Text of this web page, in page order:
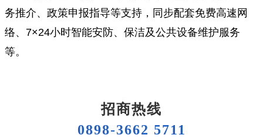
务推介、政策申报指导等支持，同步配套免费高速网
络、7×24小时智能安防、保洁及公共设备维护服务
等。
招商热线
0898-3662 5711